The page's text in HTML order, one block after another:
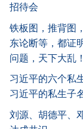
招待会
铁板图，推背图
东论断等，都证
问题，天下大乱！
习近平的六个私
习近平的私生子
刘源、胡德平、